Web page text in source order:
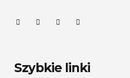
Szybkie linki